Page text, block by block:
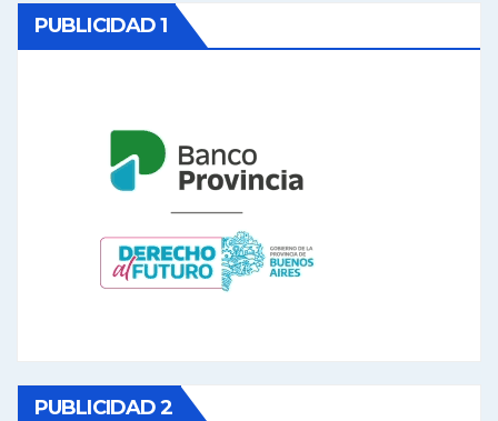
PUBLICIDAD 1
PUBLICIDAD 2